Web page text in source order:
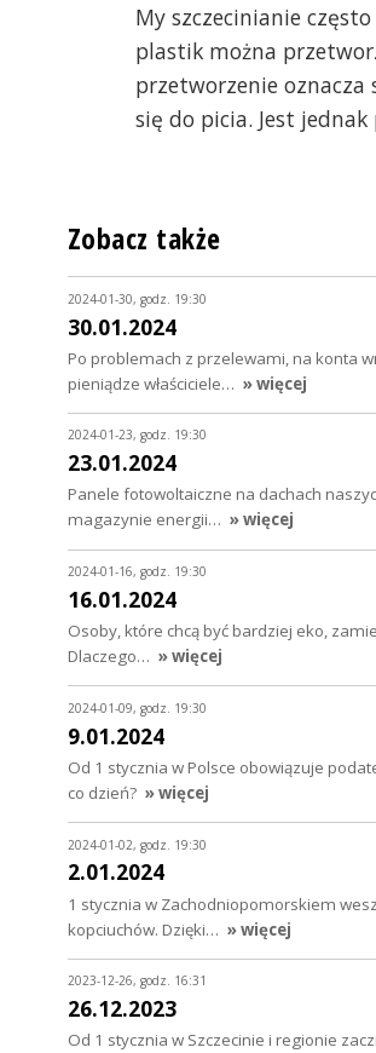
My szczecinianie
plastik można
przetworzenie oznacza
się do picia. Jest jednak
Zobacz także
2024-01-30, godz. 19:30
30.01.2024
Po problemach z przelewami, na konta
pieniądze właściciele… » więcej
2024-01-23, godz. 19:30
23.01.2024
Panele fotowoltaiczne na dachach
magazynie energii… » więcej
2024-01-16, godz. 19:30
16.01.2024
Osoby, które chcą być bardziej eko,
Dlaczego… » więcej
2024-01-09, godz. 19:30
9.01.2024
Od 1 stycznia w Polsce obowiązuje
co dzień? » więcej
2024-01-02, godz. 19:30
2.01.2024
1 stycznia w Zachodniopomorskiem
kopciuchów. Dzięki… » więcej
2023-12-26, godz. 16:31
26.12.2023
Od 1 stycznia w Szczecinie i regionie